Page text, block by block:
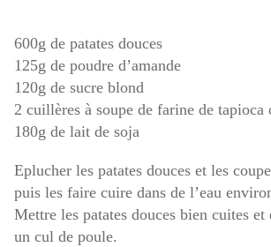
600g de patates douces
125g de poudre d’amande
120g de sucre blond
2 cuillères à soupe de farine de tapioca
180g de lait de soja
Eplucher les patates douces et les
puis les faire cuire dans de l’eau
Mettre les patates douces bien cuites et
un cul de poule.